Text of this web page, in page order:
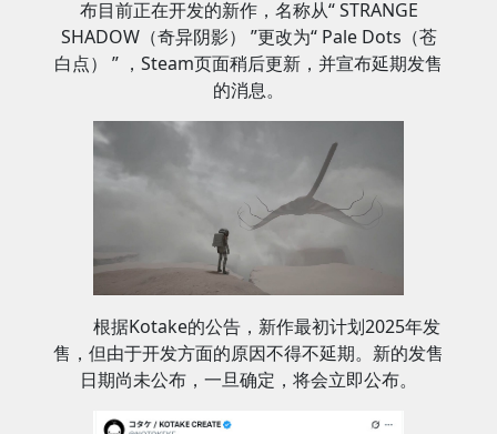
布目前正在开发的新作，名称从“ STRANGE
SHADOW（奇异阴影） ”更改为“ Pale Dots（苍
白点） ” ，Steam页面稍后更新，并宣布延期发售
的消息。
根据Kotake的公告，新作最初计划2025年发
售，但由于开发方面的原因不得不延期。新的发售
日期尚未公布，一旦确定，将会立即公布。